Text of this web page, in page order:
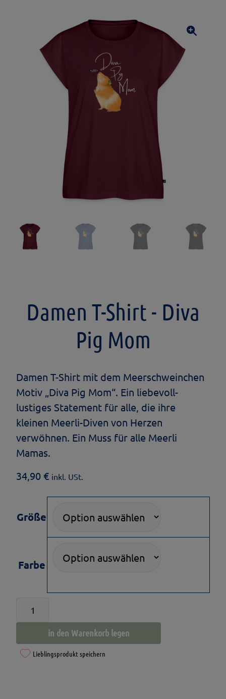
Damen T-Shirt - Diva
Pig Mom
Damen T-Shirt mit dem Meerschweinchen
Motiv „Diva Pig Mom“. Ein liebevoll-
lustiges Statement für alle, die ihre
kleinen Meerli-Diven von Herzen
verwöhnen. Ein Muss für alle Meerli
Mamas.
34,90 € inkl. USt.
Größe
Farbe
Damen
T-
in den Warenkorb legen
Lieblingsprodukt speichern